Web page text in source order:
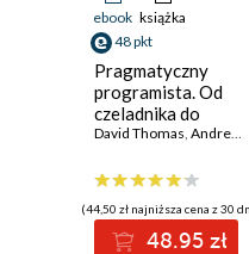
ebook książka
48 pkt
Pragmatyczny
programista. Od
czeladnika do
mistrza. Wydanie
David Thomas, Andrew Hunt
(44,50 zł najniższa cena z 30
48.95 zł